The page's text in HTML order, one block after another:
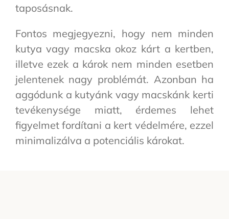
taposásnak.
Fontos megjegyezni, hogy nem minden
kutya vagy macska okoz kárt a kertben,
illetve ezek a károk nem minden esetben
jelentenek nagy problémát. Azonban ha
aggódunk a kutyánk vagy macskánk kerti
tevékenysége miatt, érdemes lehet
figyelmet fordítani a kert védelmére, ezzel
minimalizálva a potenciális károkat.